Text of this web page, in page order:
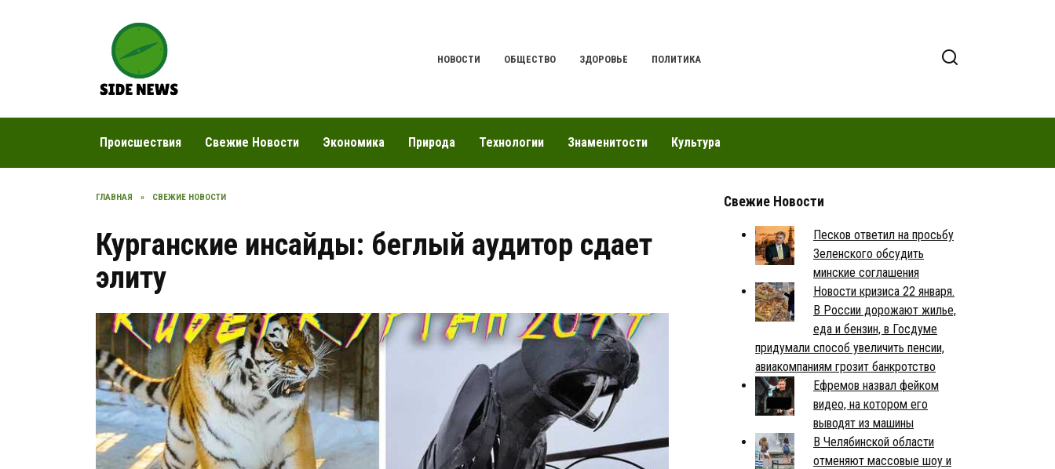
НОВОСТИ ОБЩЕСТВО ЗДОРОВЬЕ ПОЛИТИКА
Происшествия Свежие Новости Экономика Природа Технологии Знаменитости Культура
ГЛАВНАЯ » СВЕЖИЕ НОВОСТИ
Курганские инсайды: беглый аудитор сдает
элиту
Свежие Новости
Песков ответил на просьбу
Зеленского обсудить
минские соглашения
Новости кризиса 22 января.
В России дорожают жилье,
еда и бензин, в Госдуме
придумали способ увеличить пенсии,
авиакомпаниям грозит банкротство
Ефремов назвал фейком
видео, на котором его
выводят из машины
В Челябинской области
отменяют массовые шоу и